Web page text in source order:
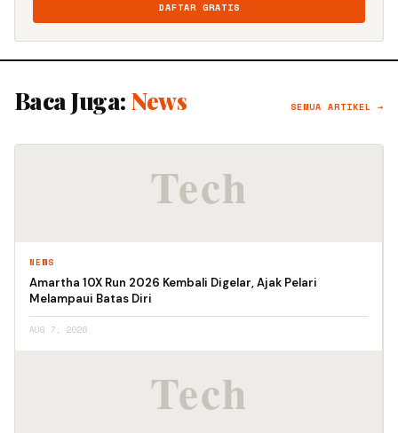
DAFTAR GRATIS
Baca Juga: News SEMUA ARTIKEL →
NEWS
Amartha 10X Run 2026 Kembali Digelar, Ajak Pelari
Melampaui Batas Diri
AUG 7, 2026